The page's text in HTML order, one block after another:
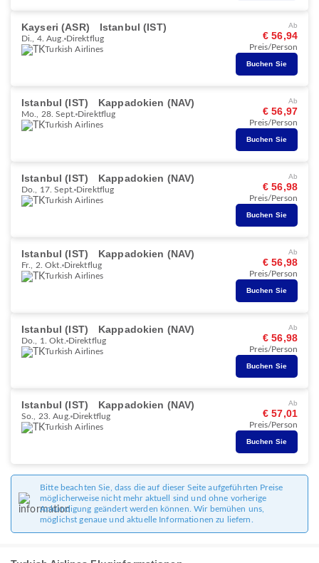
Kayseri (ASR) Istanbul (IST)
Di., 4. Aug. Direktflug
Turkish Airlines
Ab
€ 56,94
Preis/Person
Buchen Sie
Istanbul (IST) Kappadokien (NAV)
Mo., 28. Sept. Direktflug
Turkish Airlines
Ab
€ 56,97
Preis/Person
Buchen Sie
Istanbul (IST) Kappadokien (NAV)
Do., 17. Sept. Direktflug
Turkish Airlines
Ab
€ 56,98
Preis/Person
Buchen Sie
Istanbul (IST) Kappadokien (NAV)
Fr., 2. Okt. Direktflug
Turkish Airlines
Ab
€ 56,98
Preis/Person
Buchen Sie
Istanbul (IST) Kappadokien (NAV)
Do., 1. Okt. Direktflug
Turkish Airlines
Ab
€ 56,98
Preis/Person
Buchen Sie
Istanbul (IST) Kappadokien (NAV)
So., 23. Aug. Direktflug
Turkish Airlines
Ab
€ 57,01
Preis/Person
Buchen Sie
Bitte beachten Sie, dass die auf dieser Seite aufgeführten Preise
möglicherweise nicht mehr aktuell sind und ohne vorherige
Ankündigung geändert werden können. Wir bemühen uns,
möglichst genaue und aktuelle Informationen zu liefern.